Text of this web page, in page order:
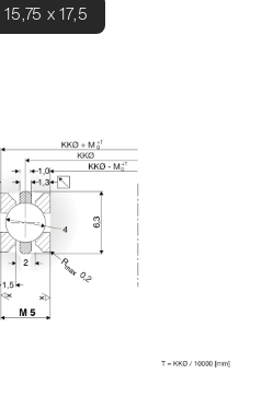
15,75 x 17,5